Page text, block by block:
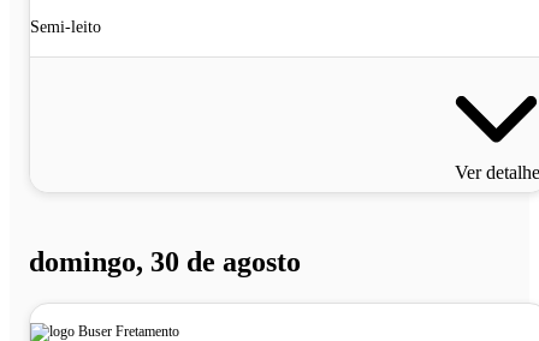
Semi-leito
Ver
domingo, 30 de agosto